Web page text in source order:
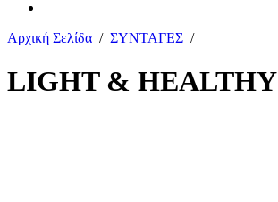
Αρχική Σελίδα / ΣΥΝΤΑΓΕΣ /
LIGHT & HEALTHY